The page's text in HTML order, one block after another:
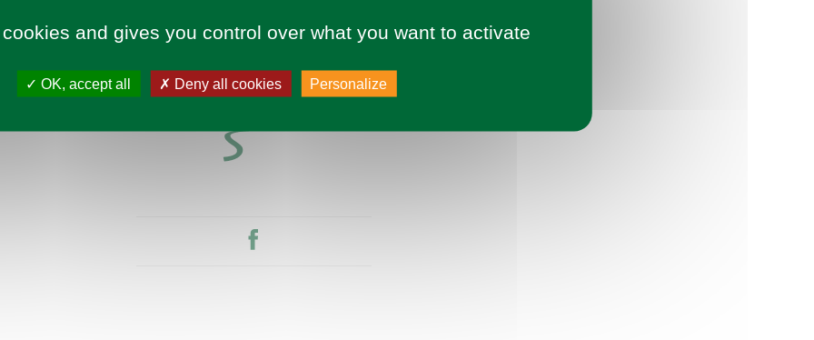
and gives you control over what you want to activate
OK, accept all Deny all cookies Personalize